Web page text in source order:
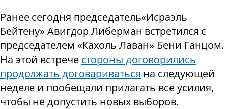
Ранее сегодня председатель«Исраэль
Бейтену» Авигдор Либерман встретился с
председателем «Кахоль Лаван» Бени Ганцом.
На этой встрече стороны договорились
продолжать договариваться на следующей
неделе и пообещали прилагать все усилия,
чтобы не допустить новых выборов.